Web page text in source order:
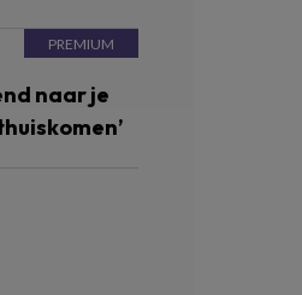
naar je